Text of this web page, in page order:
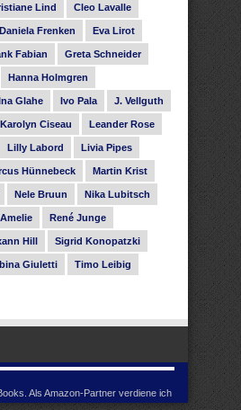
Lind Cleo Lavalle
Daniela Frenken Eva Lirot
Fabian Greta Schneider
Hanna Holmgren
Glahe Ivo Pala J. Vellguth
Karolyn Ciseau Leander Rose
Lilly Labord Livia Pipes
Hünnebeck Martin Krist
Nele Bruun Nika Lubitsch
René Junge
Hill Sigrid Konopatzki
Giuletti Timo Leibig
Als Amazon-Partner verdiene ich